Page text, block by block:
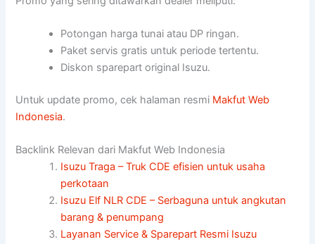
Potongan harga tunai atau DP ringan.
Paket servis gratis untuk periode tertentu.
Diskon sparepart original Isuzu.
Untuk update promo, cek halaman resmi Makfut Web
Indonesia.
Backlink Relevan dari Makfut Web Indonesia
Isuzu Traga – Truk CDE efisien untuk usaha
perkotaan
Isuzu Elf NLR CDE – Serbaguna untuk angkutan
barang & penumpang
Layanan Service & Sparepart Resmi Isuzu